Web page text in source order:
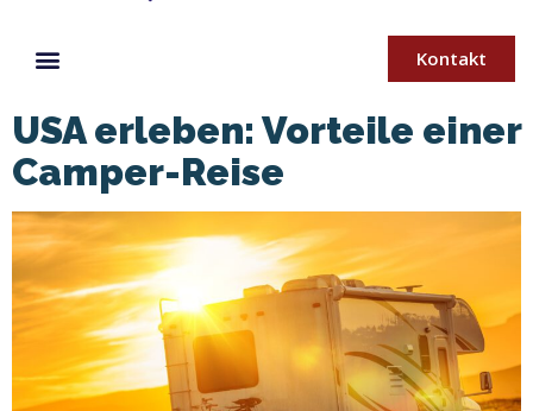
Kontakt
USA erleben: Vorteile einer
Camper-Reise